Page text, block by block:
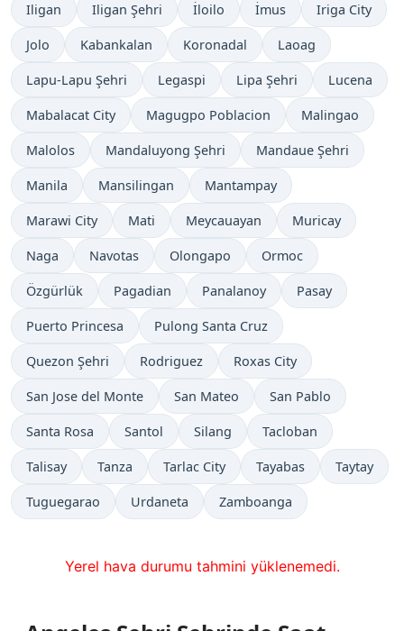
Iligan Iligan Şehri İloilo İmus Iriga City
Jolo Kabankalan Koronadal Laoag
Lapu-Lapu Şehri Legaspi Lipa Şehri Lucena
Mabalacat City Magugpo Poblacion Malingao
Malolos Mandaluyong Şehri Mandaue Şehri
Manila Mansilingan Mantampay
Marawi City Mati Meycauayan Muricay
Naga Navotas Olongapo Ormoc
Özgürlük Pagadian Panalanoy Pasay
Puerto Princesa Pulong Santa Cruz
Quezon Şehri Rodriguez Roxas City
San Jose del Monte San Mateo San Pablo
Santa Rosa Santol Silang Tacloban
Talisay Tanza Tarlac City Tayabas Taytay
Tuguegarao Urdaneta Zamboanga
Yerel hava durumu tahmini yüklenemedi.